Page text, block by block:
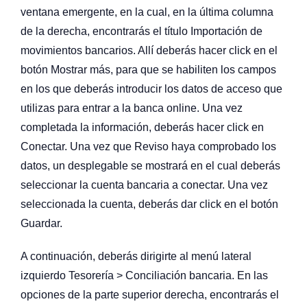
ventana emergente, en la cual, en la última columna
de la derecha, encontrarás el título Importación de
movimientos bancarios. Allí deberás hacer click en el
botón Mostrar más, para que se habiliten los campos
en los que deberás introducir los datos de acceso que
utilizas para entrar a la banca online. Una vez
completada la información, deberás hacer click en
Conectar. Una vez que Reviso haya comprobado los
datos, un desplegable se mostrará en el cual deberás
seleccionar la cuenta bancaria a conectar. Una vez
seleccionada la cuenta, deberás dar click en el botón
Guardar.
A continuación, deberás dirigirte al menú lateral
izquierdo Tesorería > Conciliación bancaria. En las
opciones de la parte superior derecha, encontrarás el